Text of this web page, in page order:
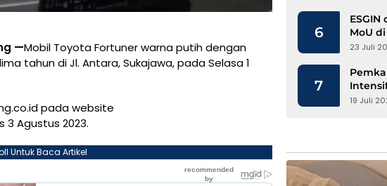
—Mobil Toyota Fortuner warna putih dengan
tahun di Jl. Antara, Sukajawa, pada Selasa 1
pada website
3 Agustus 2023.
Untuk Baca Artikel
6
ESGIN
MoU
23 Juli
7
19 Juli